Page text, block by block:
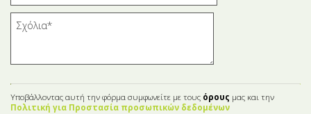
Υποβάλλοντας αυτή την φόρμα συμφωνείτε με τους όρους μας και την
Πολιτική για Προστασία προσωπικών δεδομένων